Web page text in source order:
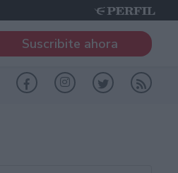
Suscribite ahora